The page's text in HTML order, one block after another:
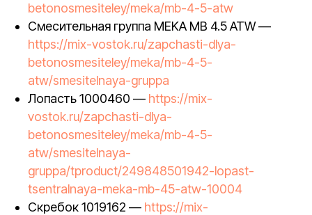
betonosmesiteley/meka/mb-4-5-atw
Смесительная группа MEKA MB 4.5 ATW —
https://mix-vostok.ru/zapchasti-dlya-
betonosmesiteley/meka/mb-4-5-
atw/smesitelnaya-gruppa
Лопасть 1000460 — https://mix-
vostok.ru/zapchasti-dlya-
betonosmesiteley/meka/mb-4-5-
atw/smesitelnaya-
gruppa/tproduct/249848501942-lopast-
tsentralnaya-meka-mb-45-atw-10004
Скребок 1019162 — https://mix-